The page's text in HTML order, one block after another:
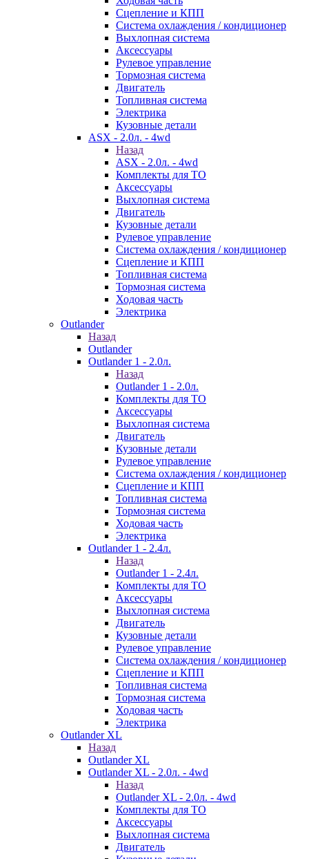
Сцепление и КПП
Система охлаждения / кондиционер
Выхлопная система
Аксессуары
Рулевое управление
Тормозная система
Двигатель
Топливная система
Электрика
Кузовные детали
ASX - 2.0л. - 4wd
Назад
ASX - 2.0л. - 4wd
Комплекты для ТО
Аксессуары
Выхлопная система
Двигатель
Кузовные детали
Рулевое управление
Система охлаждения / кондиционер
Сцепление и КПП
Топливная система
Тормозная система
Ходовая часть
Электрика
Outlander
Назад
Outlander
Outlander 1 - 2.0л.
Назад
Outlander 1 - 2.0л.
Комплекты для ТО
Аксессуары
Выхлопная система
Двигатель
Кузовные детали
Рулевое управление
Система охлаждения / кондиционер
Сцепление и КПП
Топливная система
Тормозная система
Ходовая часть
Электрика
Outlander 1 - 2.4л.
Назад
Outlander 1 - 2.4л.
Комплекты для ТО
Аксессуары
Выхлопная система
Двигатель
Кузовные детали
Рулевое управление
Система охлаждения / кондиционер
Сцепление и КПП
Топливная система
Тормозная система
Ходовая часть
Электрика
Outlander XL
Назад
Outlander XL
Outlander XL - 2.0л. - 4wd
Назад
Outlander XL - 2.0л. - 4wd
Комплекты для ТО
Аксессуары
Выхлопная система
Двигатель